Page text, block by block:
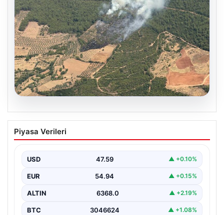
Muğla Yatağan’da orman yangını
Piyasa Verileri
USD 47.59 ▲ +0.10%
EUR 54.94 ▲ +0.15%
ALTIN 6368.0 ▲ +2.19%
BTC 3046624 ▲ +1.08%